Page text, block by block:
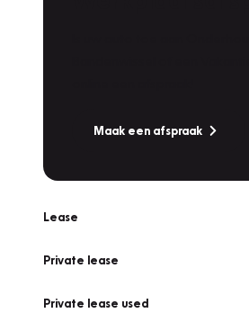
Maak een afspraak
Lease
Private lease
Private lease used